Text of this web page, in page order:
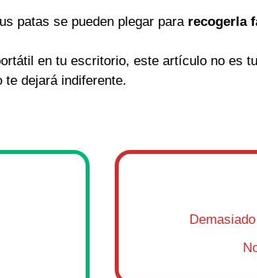
patas se pueden plegar para recogerla
en tu escritorio, este artículo no es
te dejará indiferente.